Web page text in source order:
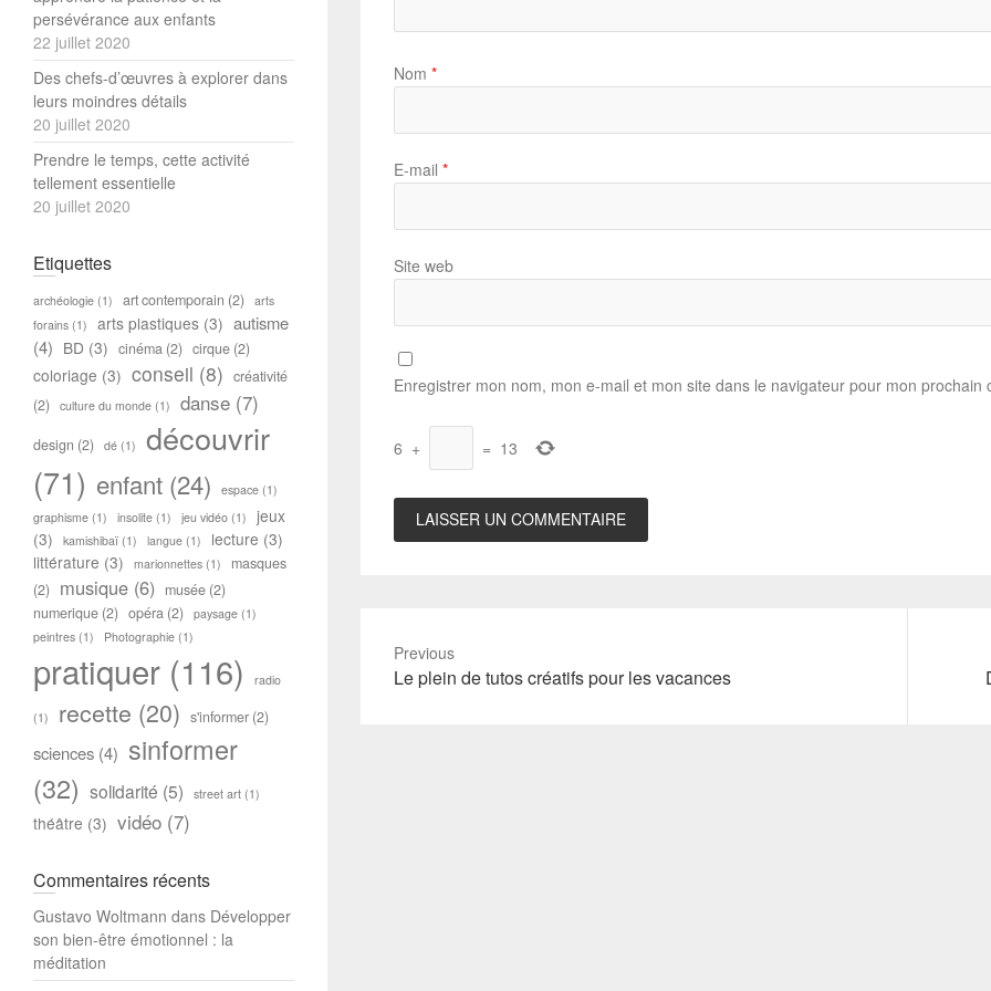
Nom *
E-mail *
Site web
Enregistrer mon nom, mon e-mail et mon site dans le navigateur pour mon prochain
6 + = 13
Previous
Previous
Le plein de tutos créatifs pour les vacances
persévérance aux enfants
22 juillet 2020
Des chefs-d’œuvres à explorer dans
leurs moindres détails
20 juillet 2020
Prendre le temps, cette activité
tellement essentielle
20 juillet 2020
Etiquettes
archéologie (1) art contemporain (2) arts
forains (1) arts plastiques (3) autisme
(4) BD (3) cinéma (2) cirque (2)
coloriage (3) conseil (8) créativité
(2) culture du monde (1) danse (7)
design (2) dé (1)
découvrir
(71) enfant (24) espace (1)
graphisme (1) insolite (1) jeu vidéo (1)
jeux
(3)
kamishibaï (1) langue (1) lecture (3)
littérature (3) marionnettes (1)
masques
(2) musique (6) musée (2)
numerique (2) opéra (2) paysage (1)
peintres (1) Photographie (1)
pratiquer (116) radio
(1) recette (20) s'informer (2)
sciences (4) sinformer
(32) solidarité (5) street art (1)
théâtre (3) vidéo (7)
Commentaires récents
Gustavo Woltmann dans Développer
son bien-être émotionnel : la
méditation